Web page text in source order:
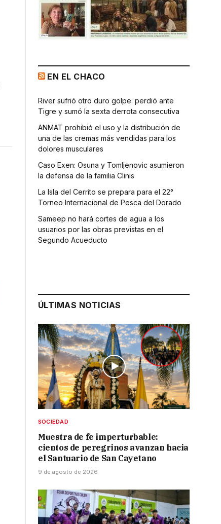
EN EL CHACO
River sufrió otro duro golpe: perdió ante
Tigre y sumó la sexta derrota consecutiva
ANMAT prohibió el uso y la distribución de
una de las cremas más vendidas para los
dolores musculares
Caso Exen: Osuna y Tomljenovic asumieron
la defensa de la familia Clinis
La Isla del Cerrito se prepara para el 22°
Torneo Internacional de Pesca del Dorado
Sameep no hará cortes de agua a los
usuarios por las obras previstas en el
Segundo Acueducto
ÚLTIMAS NOTICIAS
SOCIEDAD
Muestra de fe imperturbable:
cientos de peregrinos avanzan hacia
el Santuario de San Cayetano
9 de agosto de 2026